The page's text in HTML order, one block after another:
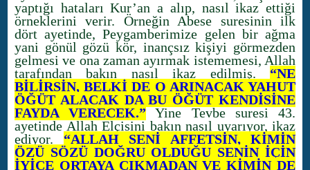
yaptığı hataları Kur’an a alıp, nasıl ikaz ettiği
örneklerini verir. Örneğin Abese suresinin ilk
dört ayetinde, Peygamberimize gelen bir ağma
yani gönül gözü kör, inançsız kişiyi görmezden
gelmesi ve ona zaman ayırmak istememesi, Allah
tarafından bakın nasıl ikaz edilmiş. “NE
BİLİRSİN, BELKİ DE O ARINACAK YAHUT
ÖĞÜT ALACAK DA BU ÖĞÜT KENDİSİNE
FAYDA VERECEK.” Yine Tevbe suresi 43.
ayetinde Allah Elçisini bakın nasıl uyarıyor, ikaz
ediyor. “ALLAH SENİ AFFETSİN, KİMİN
ÖZÜ SÖZÜ DOĞRU OLDUĞU SENİN İÇİN
İYİCE ORTAYA ÇIKMADAN VE KİMİN DE